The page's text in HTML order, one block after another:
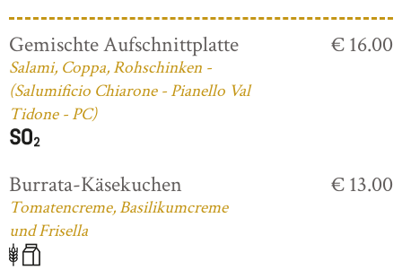
Gemischte Aufschnittplatte
Salami, Coppa, Rohschinken -
(Salumificio Chiarone - Pianello Val
Tidone - PC)
€ 16.00
Burrata-Käsekuchen
Tomatencreme, Basilikumcreme
und Frisella
€ 13.00